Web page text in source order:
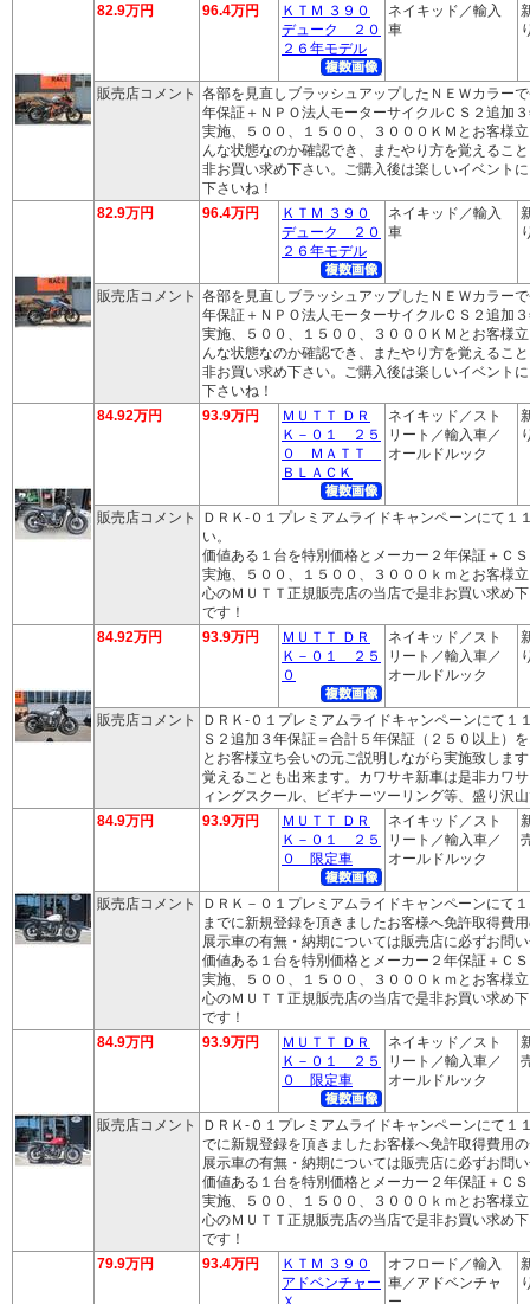
82.9万円
96.4万円
ＫＴＭ ３９０
デューク ２０
２６年モデル
ネイキッド／輸入
車
販売店コメント 各部を見直しブラッシュアップしたＮＥＷカラー
年保証＋ＮＰＯ法人モーターサイクルＣＳ２追加
実施、５００、１５００、３０００ＫＭとお客様
んな状態なのか確認でき、またやり方を覚えるこ
非お買い求め下さい。ご購入後は楽しいイベント
下さいね！
82.9万円
96.4万円
ＫＴＭ ３９０
デューク ２０
２６年モデル
ネイキッド／輸入
車
販売店コメント 各部を見直しブラッシュアップしたＮＥＷカラー
年保証＋ＮＰＯ法人モーターサイクルＣＳ２追加
実施、５００、１５００、３０００ＫＭとお客様
んな状態なのか確認でき、またやり方を覚えるこ
非お買い求め下さい。ご購入後は楽しいイベント
下さいね！
84.92万円
93.9万円
ＭＵＴＴ ＤＲ
Ｋ－０１ ２５
０ ＭＡＴＴ
ＢＬＡＣＫ
ネイキッド／スト
リート／輸入車／
オールドルック
販売店コメント
ＤＲＫ‐０１プレミアムライドキャンペーンにて
い。
価値ある１台を特別価格とメーカー２年保証＋Ｃ
実施、５００、１５００、３０００ｋｍとお客様
心のＭＵＴＴ正規販売店の当店で是非お買い求め
です！
84.92万円
93.9万円
ＭＵＴＴ ＤＲ
Ｋ－０１ ２５
０
ネイキッド／スト
リート／輸入車／
オールドルック
販売店コメント
ＤＲＫ‐０１プレミアムライドキャンペーンにて
Ｓ２追加３年保証＝合計５年保証（２５０以上）
とお客様立ち会いの元ご説明しながら実施致しま
覚えることも出来ます。カワサキ新車は是非カワ
ィングスクール、ビギナーツーリング等、盛り沢
84.9万円
93.9万円
ＭＵＴＴ ＤＲ
Ｋ－０１ ２５
０ 限定車
ネイキッド／スト
リート／輸入車／
オールドルック
販売店コメント
ＤＲＫ－０１プレミアムライドキャンペーンにて
までに新規登録を頂きましたお客様へ免許取得費
展示車の有無・納期については販売店に必ずお問
価値ある１台を特別価格とメーカー２年保証＋Ｃ
実施、５００、１５００、３０００ｋｍとお客様
心のＭＵＴＴ正規販売店の当店で是非お買い求め
です！
84.9万円
93.9万円
ＭＵＴＴ ＤＲ
Ｋ－０１ ２５
０ 限定車
ネイキッド／スト
リート／輸入車／
オールドルック
販売店コメント
ＤＲＫ‐０１プレミアムライドキャンペーンにて
でに新規登録を頂きましたお客様へ免許取得費用
展示車の有無・納期については販売店に必ずお問
価値ある１台を特別価格とメーカー２年保証＋Ｃ
実施、５００、１５００、３０００ｋｍとお客様
心のＭＵＴＴ正規販売店の当店で是非お買い求め
です！
79.9万円
93.4万円
ＫＴＭ ３９０
アドベンチャー
オフロード／輸入
車／アドベンチャ